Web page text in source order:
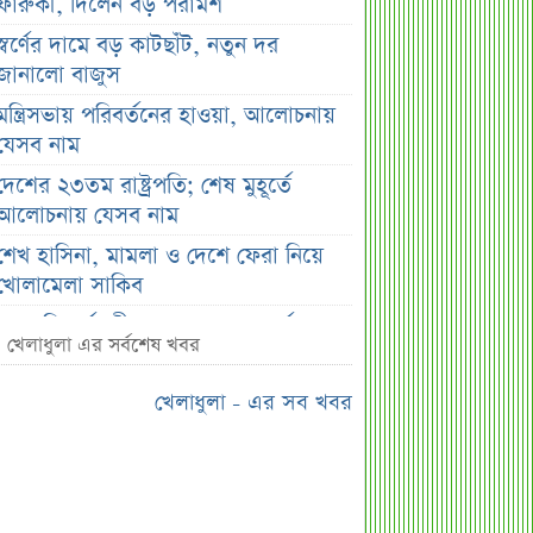
দামে বড় কাটছাঁট, নতুন দর
বাজুস
পরিবর্তনের হাওয়া, আলোচনায়
নাম
২৩তম রাষ্ট্রপতি; শেষ মুহূর্তে
যেসব নাম
হাসিনা, মামলা ও দেশে ফেরা নিয়ে
সাকিব
সরকারি কর্মচারীদের জন্য নতুন বার্তা,
বেতন ইস্যু
ভারতকে ‘৭ নম্বর বিপদ সংকেত’ দেখাল
খেলাধুলা এর সর্বশেষ খবর
খেলাধুলা - এর সব খবর